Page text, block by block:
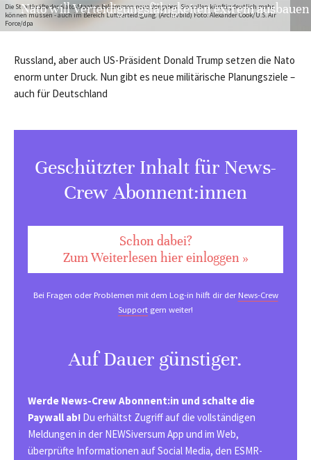
Die Streitkräfte der Nato-Staaten bekommen neue Vorgaben: Sie sollen künftig deutlich mehr
können müssen - auch im Bereich Luftverteidigung. (Archivbild) Foto: Alexander Cook/U.S. Air
Force/dpa
Nato will Verteidigungsfähigkeiten extrem ausbauen
Russland, aber auch US-Präsident Donald Trump setzen die Nato
enorm unter Druck. Nun gibt es neue militärische Planungsziele –
auch für Deutschland
Geschützter Inhalt für News-
Crew Abonnent:innen
Schon dabei?
Zum Weiterlesen hier einloggen »
Bei Fragen oder Problemen mit dem Log-in hilft dir derNews-Crew
Support gern weiter!
Auf Dauer günstiger.
Werde News-Crew Abonnent:in und schalte die
Paywall ab! Du erhältst Zugriff auf die vollständigen
Meldungen in der NEWSiversum App und im Web,
überprüfte Informationen auf Social Media, den ESMR-